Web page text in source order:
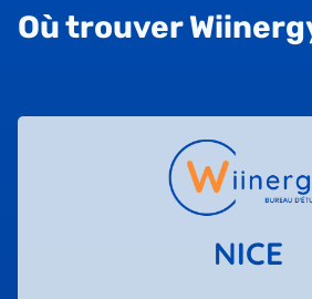
Où trouver
NICE